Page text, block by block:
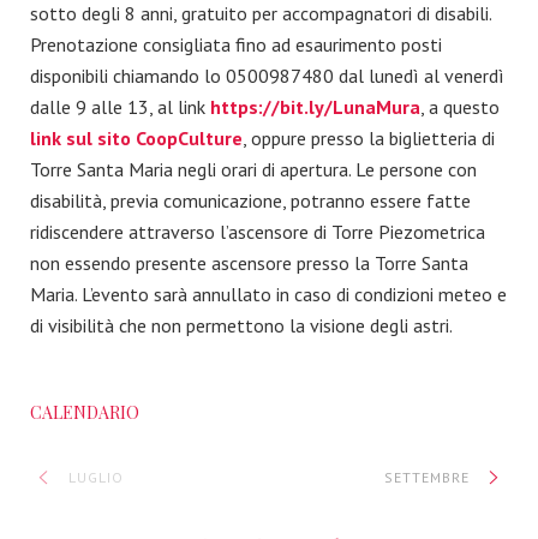
sotto degli 8 anni, gratuito per accompagnatori di disabili.
Prenotazione consigliata fino ad esaurimento posti
disponibili chiamando lo 0500987480 dal lunedì al venerdì
dalle 9 alle 13, al link https://bit.ly/LunaMura, a questo
link sul sito CoopCulture, oppure presso la biglietteria di
Torre Santa Maria negli orari di apertura. Le persone con
disabilità, previa comunicazione, potranno essere fatte
ridiscendere attraverso l’ascensore di Torre Piezometrica
non essendo presente ascensore presso la Torre Santa
Maria. L’evento sarà annullato in caso di condizioni meteo e
di visibilità che non permettono la visione degli astri.
CALENDARIO
LUGLIO SETTEMBRE